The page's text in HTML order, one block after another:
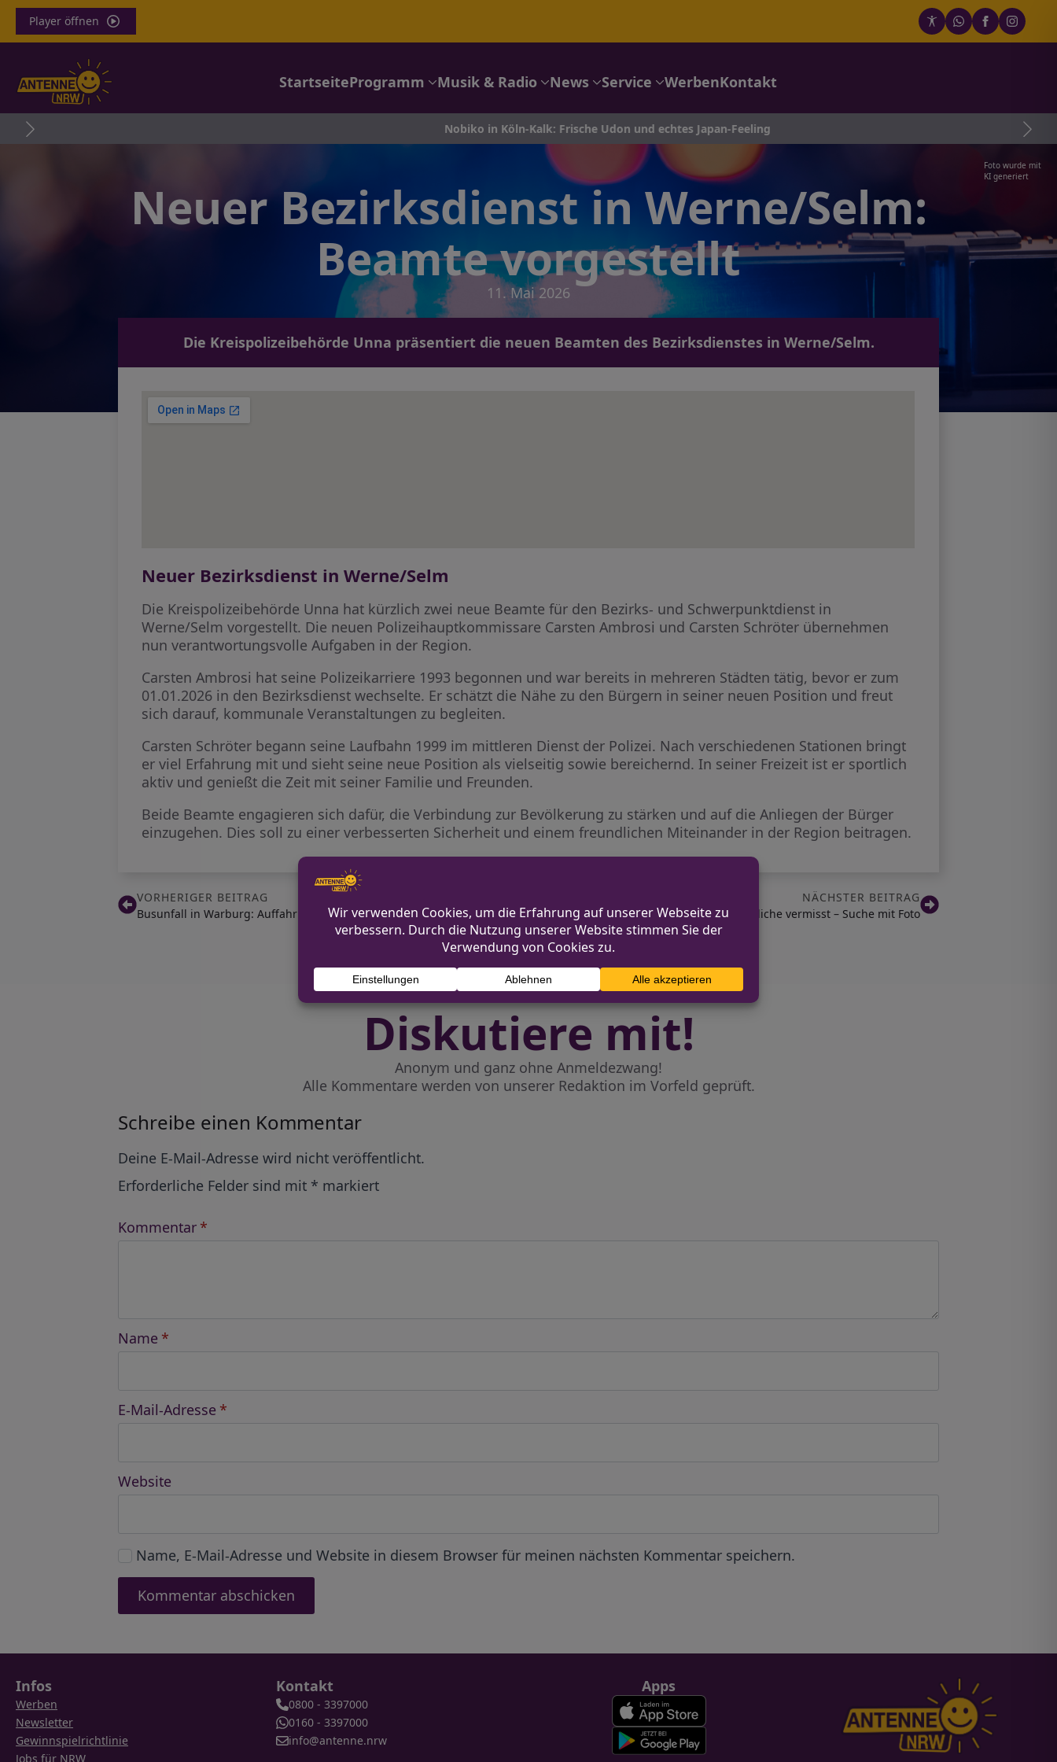
Player öffnen
StartseiteProgramm Musik & Radio News Service WerbenKontakt
Nobiko in Köln-Kalk: Frische Udon und echtes Japan-Feeling
Foto wurde mit
KI generiert
Neuer Bezirksdienst in Werne/Selm:
Beamte vorgestellt
11. Mai 2026
Die Kreispolizeibehörde Unna präsentiert die neuen Beamten des Bezirksdienstes in Werne/Selm.
Neuer Bezirksdienst in Werne/Selm
Die Kreispolizeibehörde Unna hat kürzlich zwei neue Beamte für den Bezirks- und Schwerpunktdienst in
Werne/Selm vorgestellt. Die neuen Polizeihauptkommissare Carsten Ambrosi und Carsten Schröter übernehmen
nun verantwortungsvolle Aufgaben in der Region.
Carsten Ambrosi hat seine Polizeikarriere 1993 begonnen und war bereits in mehreren Städten tätig, bevor er zum
01.01.2026 in den Bezirksdienst wechselte. Er schätzt die Nähe zu den Bürgern in seiner neuen Position und freut
sich darauf, kommunale Veranstaltungen zu begleiten.
Carsten Schröter begann seine Laufbahn 1999 im mittleren Dienst der Polizei. Nach verschiedenen Stationen bringt
er viel Erfahrung mit und sieht seine neue Position als vielseitig sowie bereichernd. In seiner Freizeit ist er sportlich
aktiv und genießt die Zeit mit seiner Familie und Freunden.
Beide Beamte engagieren sich dafür, die Verbindung zur Bevölkerung zu stärken und auf die Anliegen der Bürger
einzugehen. Dies soll zu einer verbesserten Sicherheit und einem freundlichen Miteinander in der Region beitragen.
VORHERIGER BEITRAG
Busunfall in Warburg: Auffahrunfall mit mehreren Fahrzeugen
NÄCHSTER BEITRAG
Waltrop/Datteln: Jugendliche vermisst – Suche mit Foto
Diskutiere mit!
Anonym und ganz ohne Anmeldezwang!
Alle Kommentare werden von unserer Redaktion im Vorfeld geprüft.
Schreibe einen Kommentar
Deine E-Mail-Adresse wird nicht veröffentlicht.
Erforderliche Felder sind mit * markiert
Kommentar *
Name *
E-Mail-Adresse *
Website
Name, E-Mail-Adresse und Website in diesem Browser für meinen nächsten Kommentar speichern.
Infos
Werben
Newsletter
Gewinnspielrichtlinie
Jobs für NRW
Kontakt
0800 - 3397000
0160 - 3397000
info@antenne.nrw
Apps